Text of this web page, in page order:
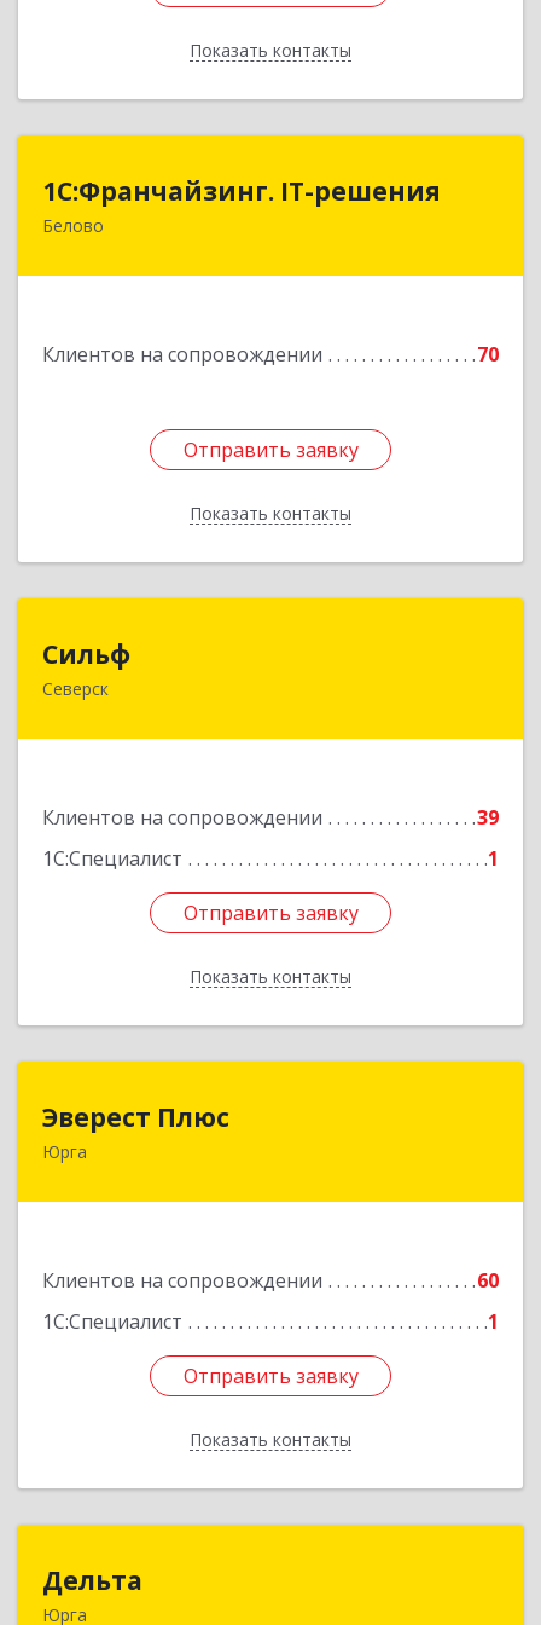
Показать контакты
Назад
1С:Франчайзинг. IT-решения
Белово
Клиентов на сопровождении 70
Отправить заявку
Показать контакты
1С:Франчайзинг. IT-решения
Отправить заявку
Назад
Сильф
Северск
Клиентов на сопровождении
39
1С:Специалист
1
Отправить заявку
Показать контакты
636000, Томская обл, Северск г, Спортивная ул,
Отправить заявку
Назад
Эверест Плюс
Юрга
Клиентов на сопровождении
60
1С:Специалист
1
Отправить заявку
Показать контакты
652055, Кемеровская обл, Юрга г, Московская
Отправить заявку
Назад
Дельта
Юрга